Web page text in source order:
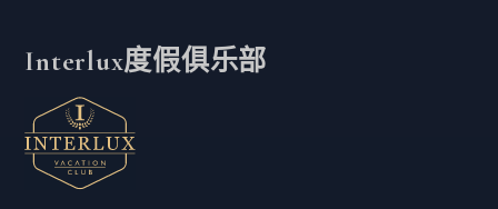
Interlux度假俱乐部